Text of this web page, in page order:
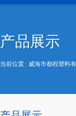
产品展示
当前位置 : 威海市都程塑料